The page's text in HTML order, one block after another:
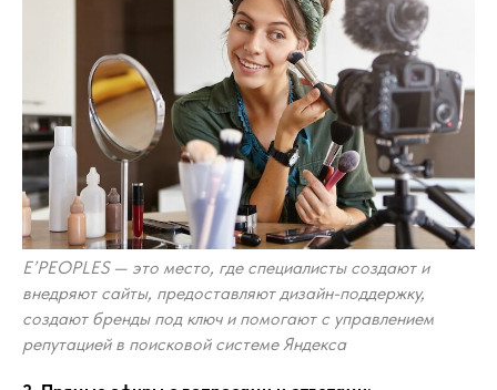
E’PEOPLES — это место, где специалисты создают и
внедряют сайты, предоставляют дизайн-поддержку,
создают бренды под ключ и помогают с управлением
репутацией в поисковой системе Яндекса